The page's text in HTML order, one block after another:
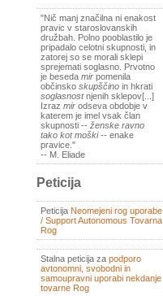
"Nič manj značilna ni enakost
pravic v staroslovanskih
družbah. Polno pooblastilo je
pripadalo celotni skupnosti, in
zatorej so se morali sklepi
sprejemati soglasno. Prvotno
je beseda mir pomenila
občinsko skupščino in hkrati
soglasnostnjenih sklepov[...]
Izraz mir odseva obdobje v
katerem je imel vsak član
skupnosti -- ženske ravno
tako kot moški-- enake
pravice."
-- M. Eliade
Peticija
Peticija Neomejeni rog uporabe
/ Support Autonomous Tovarna
Rog
Stalna peticija za podporo
avtonomni, svobodni in
samoupravni uporabi nekdanje
tovarne Rog